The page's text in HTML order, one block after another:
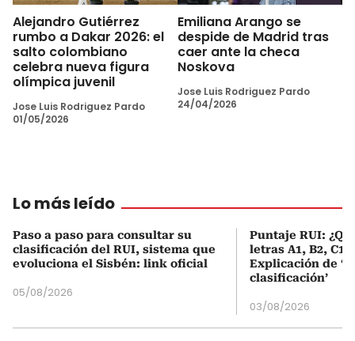
Alejandro Gutiérrez
rumbo a Dakar 2026: el
salto colombiano
celebra nueva figura
olímpica juvenil
Jose Luis Rodriguez Pardo
01/05/2026
Emiliana Arango se
despide de Madrid tras
caer ante la checa
Noskova
Jose Luis Rodriguez Pardo
24/04/2026
Lo más leído
Paso a paso para consultar su
clasificación del RUI, sistema que
evoluciona el Sisbén: link oficial
05/08/2026
Puntaje RUI:
letras A1, B2, C1
Explicación de
clasificación’
03/08/2026